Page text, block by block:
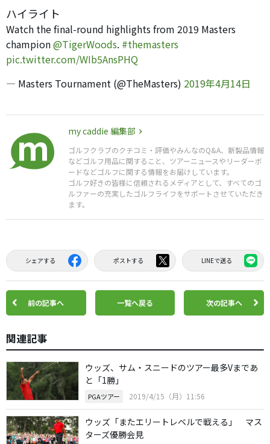
ハイライト
Watch the final-round highlights from 2019 Masters
champion@TigerWoods. #themasters
pic.twitter.com/WIb5AnsPHQ
— Masters Tournament (@TheMasters) 2019年4月14日
my caddie 編集部
ゴルフクラブのクチコミ・評価やみんなのQ&A、新製品情報
などゴルフ用品に関すること、ツアーニュースやリーダーボ
ードなどゴルフに関する情報をお届けしています。
ゴルフ好きの皆様に信頼されるメディアとして、すべてのゴ
ルファーの充実したゴルフライフをサポートさせていただき
ます。
シェアする ポストする LINEで送る
前の記事へ 一覧へ戻る 次の記事へ
関連記事
ウッズ、サム・スニードのツアー最多Vまであ
と「1勝」
PGAツアー 2019/4/15（月）11:56
ウッズ「またエリートレベルで戦える」 マス
ターズ優勝会見